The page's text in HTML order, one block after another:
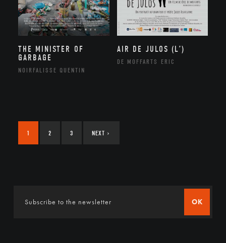
THE MINISTER OF
GARBAGE
NOIRFALISSE QUENTIN
AIR DE JULOS (L’)
DE MOFFARTS ERIC
1 2 3 NEXT ›
OK